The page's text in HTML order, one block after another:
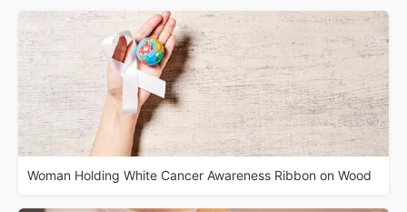
Woman Holding White Cancer Awareness Ribbon on Wood